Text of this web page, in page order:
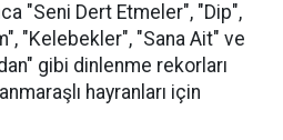
"Seni Dert Etmeler", "Dip",
"Kelebekler", "Sana Ait" ve
gibi dinlenme rekorları
hayranları için